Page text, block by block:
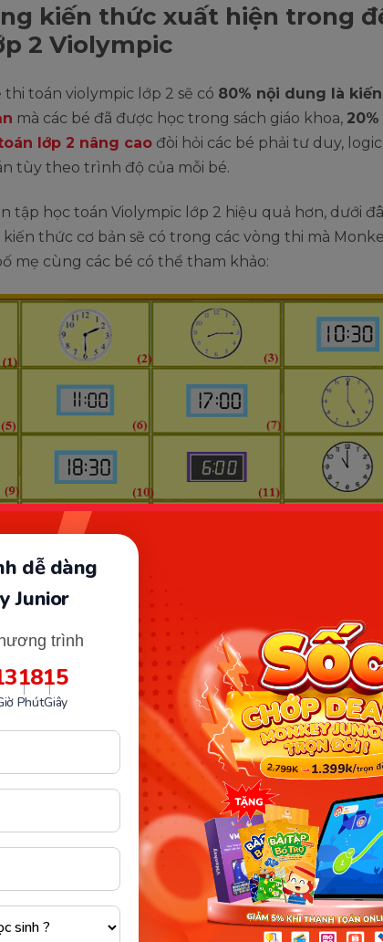
dễ dàng
Junior
trình
18
Phút
13
Giây
kiến thức xuất hiện trong
2 Violympic
toán violympic lớp 2 sẽ có 80% nội dung là
mà các bé đã được học trong sách giáo khoa,
lớp 2 nâng cao đòi hỏi các bé phải tư duy,
tùy theo trình độ của mỗi bé.
tập học toán Violympic lớp 2 hiệu quả hơn, dưới
thức cơ bản sẽ có trong các vòng thi mà
mẹ cùng các bé có thể tham khảo:
lớp 2 với nhiều nội dung kiến thức từ cơ bản đến nâng cao.
Vndoc)
chọn liên tiếp các ô có giá trị tăng dần. Với bài thi
sự tinh mắt cùng với việc ghi nhớ các con số
để đưa ra đáp án chính xác.
các cặp số có kết quả bằng nhau hoặc điền vào ô
được kết quả tính đúng. Với nội dung vòng thi
tới kiến thức cộng trừ các số trong phạm vi 100
sinh lựa chọn liên tiếp các ô có giá trị tăng dần
vòng 1. Nhưng thay vào đó sẽ là nội dung xoay